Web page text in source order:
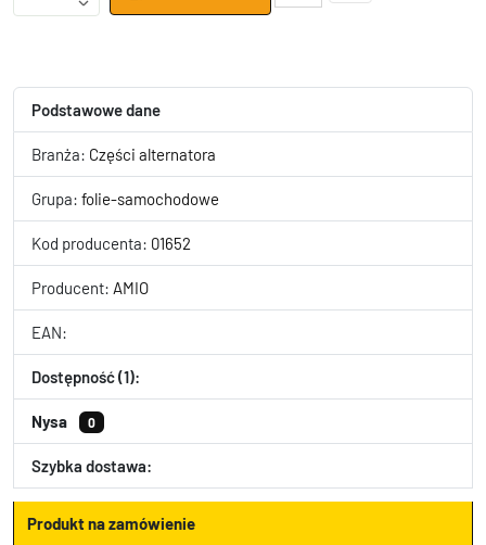
Podstawowe dane
Branża: Części alternatora
Grupa: folie-samochodowe
Kod producenta: 01652
Producent: AMIO
EAN:
Dostępność (1):
Nysa 0
Szybka dostawa:
Produkt na zamówienie